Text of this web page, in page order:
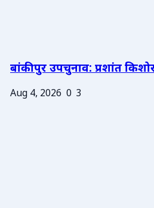
बांकीपुर उपचुनाव: प्रशांत
Aug 4, 2026 0 3